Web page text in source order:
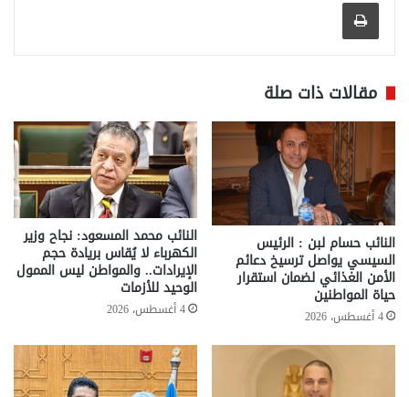
مقالات ذات صلة
النائب حسام لبن : الرئيس
السيسي يواصل ترسيخ دعائم
الأمن الغذائي لضمان استقرار
حياة المواطنين
4 أغسطس، 2026
النائب محمد المسعود: نجاح وزير
الكهرباء لا يُقاس بريادة حجم
الإيرادات.. والمواطن ليس الممول
الوحيد للأزمات
4 أغسطس، 2026